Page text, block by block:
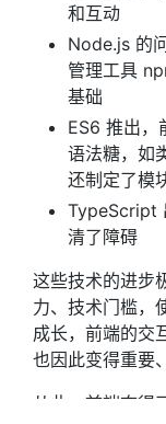
和互动
Node.js 的
管理工具
基础
ES6 推出，
语法糖，如
还制定了模
TypeScript
清了障碍
这些技术的进步
力、技术门槛，
成长，前端的交
也因此变得重要
从此，前端夺得